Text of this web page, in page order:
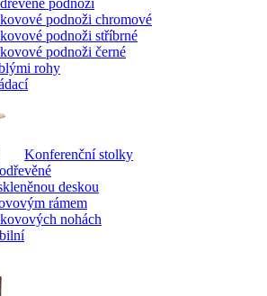
podnoži
podnoži chromové
podnoži stříbrné
podnoži černé
rohy
Konferenční stolky
deskou
rámem
nohách